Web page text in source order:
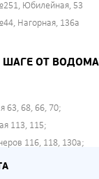
Юбилейная, 53
Нагорная, 136а
ОТ
63, 68, 66, 70;
113, 115;
116, 118, 130а;